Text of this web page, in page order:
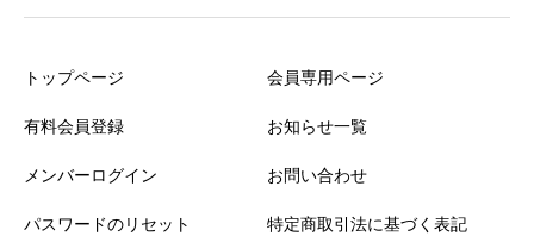
トップページ
有料会員登録
メンバーログイン
パスワードのリセット
会員専用ページ
お知らせ一覧
お問い合わせ
特定商取引法に基づく表記